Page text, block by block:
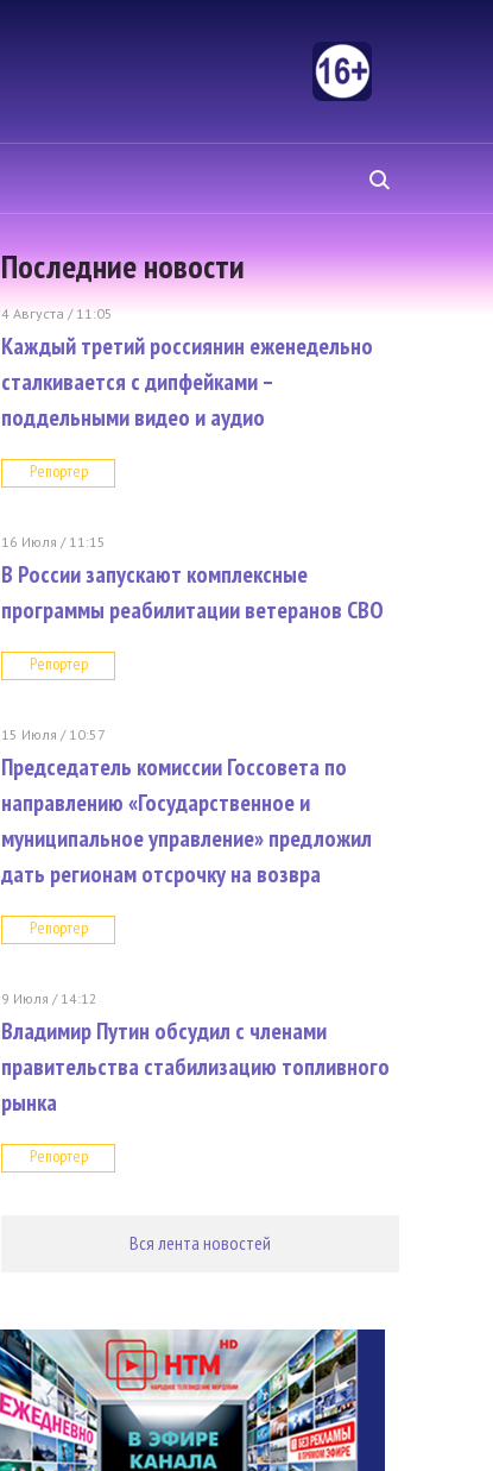
Последние новости
4 Августа / 11:05
Каждый третий россиянин еженедельно
сталкивается с дипфейками –
поддельными видео и аудио
Репортер
16 Июля / 11:15
В России запускают комплексные
программы реабилитации ветеранов СВО
Репортер
15 Июля / 10:57
Председатель комиссии Госсовета по
направлению «Государственное и
муниципальное управление» предложил
дать регионам отсрочку на возвра
Репортер
9 Июля / 14:12
Владимир Путин обсудил с членами
правительства стабилизацию топливного
рынка
Репортер
Вся лента новостей